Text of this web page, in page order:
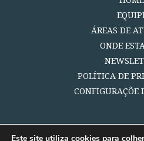
ÁREAS DE
ONDE
POLÍTICA DE
CONFIGURAÇÕE
Este site utiliza cookies para